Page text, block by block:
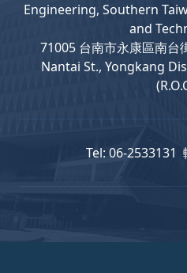
Engineering, Southern
and
71005 台南市永康區南台
Nantai St., Yongkang
Tel: 06-2533131